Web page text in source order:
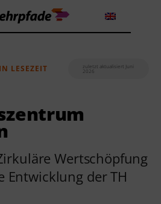
LESEZEIT zuletzt aktualisiert Juni
2026
Wertschöpfung
Entwicklung der TH